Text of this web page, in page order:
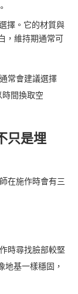
擇。它的材質與
，維持期通常可
常會建議選擇
時間換取空
只是埋
在施作時會有三
時尋找臉部較堅
地基一樣穩固，